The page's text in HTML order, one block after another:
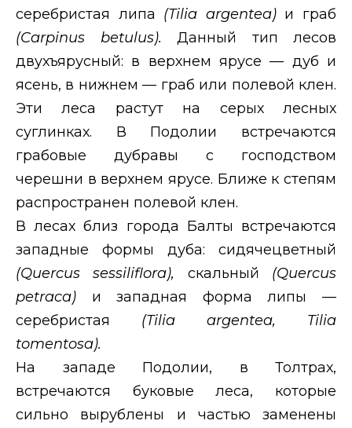
серебристая липа (Tilia argentea) и граб
(Carpinus betulus). Данный тип лесов
двухъярусный: в верхнем ярусе — дуб и
ясень, в нижнем — граб или полевой клен.
Эти леса растут на серых лесных
суглинках. В Подолии встречаются
грабовые дубравы с господством
черешни в верхнем ярусе. Ближе к степям
распространен полевой клен.
В лесах близ города Балты встречаются
западные формы дуба: сидячецветный
(Quercus sessiliflora), скальный (Quercus
petraca) и западная форма липы —
серебристая (Tilia argentea, Tilia
tomentosa).
На западе Подолии, в Толтрах,
встречаются буковые леса, которые
сильно вырублены и частью заменены